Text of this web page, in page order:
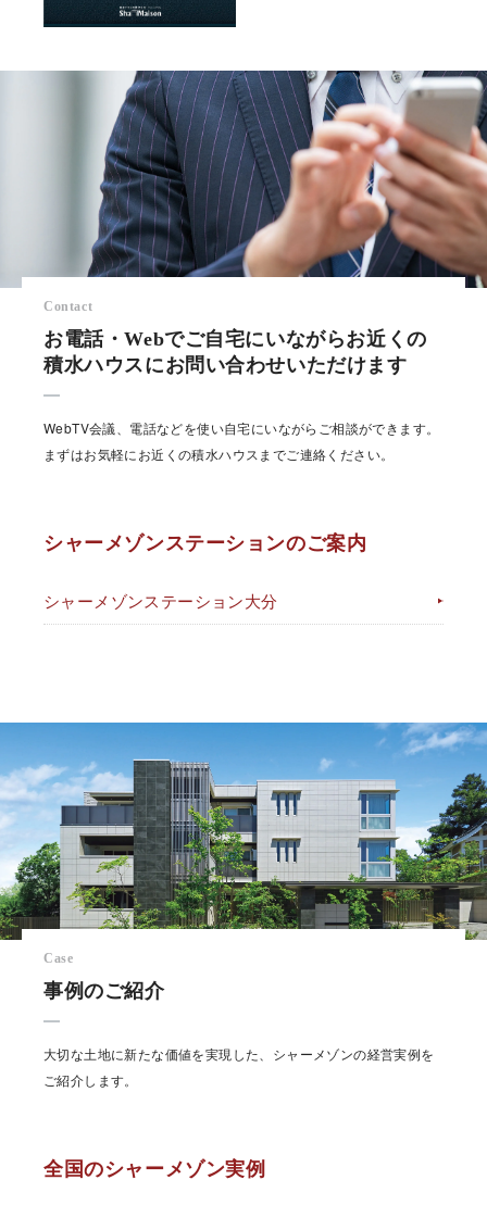
Contact
お電話・Webでご自宅にいながらお近くの
積水ハウスにお問い合わせいただけます
WebTV会議、電話などを使い自宅にいながらご相談ができます。
まずはお気軽にお近くの積水ハウスまでご連絡ください。
シャーメゾンステーションのご案内
シャーメゾンステーション大分
Case
事例のご紹介
大切な土地に新たな価値を実現した、シャーメゾンの経営実例を
ご紹介します。
全国のシャーメゾン実例